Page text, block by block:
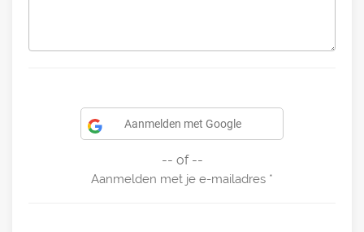
Aanmelden met Google
-- of --
Aanmelden met je e-mailadres